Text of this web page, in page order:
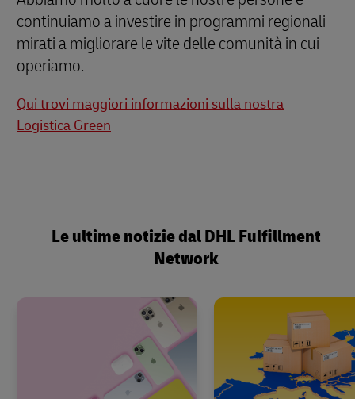
continuiamo a investire in programmi regionali
mirati a migliorare le vite delle comunità in cui
operiamo.
Qui trovi maggiori informazioni sulla nostra
Logistica Green
Le ultime notizie dal DHL Fulfillment
Network